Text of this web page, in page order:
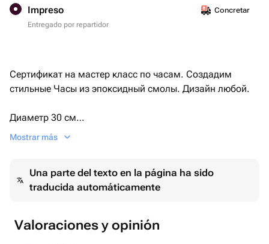
Impreso
Concretar
Entregado por repartidor
Сертификат на мастер класс по часам. Создадим
стильные Часы из эпоксидный смолы. Дизайн любой.
Диаметр 30 см
Mostrar más
Una parte del texto en la página ha sido
traducida automáticamente
Valoraciones y opinión